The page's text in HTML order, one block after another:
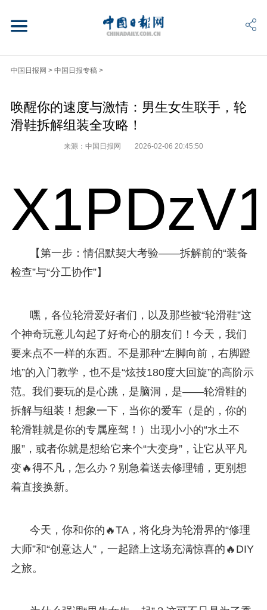
中国日报网 > 中国日报专稿 >
唤醒你的速度与激情：男生女生联手，轮
滑鞋拆解组装全攻略！
来源：中国日报网 2026-02-06 20:45:50
【第一步：情侣默契大考验——拆解前的“装备
检查”与“分工协作”】
嘿，各位轮滑爱好者们，以及那些被“轮滑鞋”这
个神奇玩意儿勾起了好奇心的朋友们！今天，我们
要来点不一样的东西。不是那种“左脚向前，右脚蹬
地”的入门教学，也不是“炫技180度大回旋”的高阶示
范。我们要玩的是心跳，是脑洞，是——轮滑鞋的
拆解与组装！想象一下，当你的爱车（是的，你的
轮滑鞋就是你的专属座驾！）出现小小的“水土不
服”，或者你就是想给它来个“大变身”，让它从平凡
变🔥得不凡，怎么办？别急着送去修理铺，更别想
着直接换新。
今天，你和你的🔥TA，将化身为轮滑界的“修理
大师”和“创意达人”，一起踏上这场充满惊喜的🔥DIY
之旅。